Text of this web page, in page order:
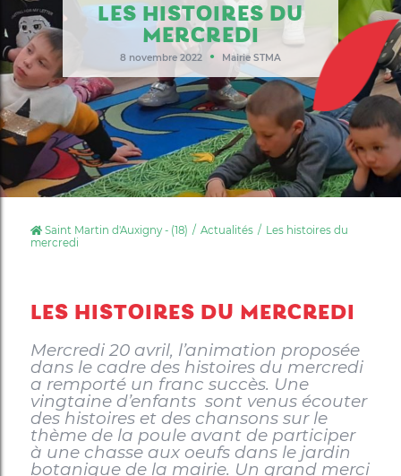
LES HISTOIRES DU
MERCREDI
8 novembre 2022 ● Mairie STMA
Saint Martin d'Auxigny - (18) Actualités
Les histoires du
mercredi
LES HISTOIRES DU MERCREDI
Mercredi 20 avril, l’animation proposée
dans le cadre des histoires du mercredi
a remporté un franc succès. Une
vingtaine d’enfants sont venus écouter
des histoires et des chansons sur le
thème de la poule avant de participer
à une chasse aux oeufs dans le jardin
botanique de la mairie. Un grand merci